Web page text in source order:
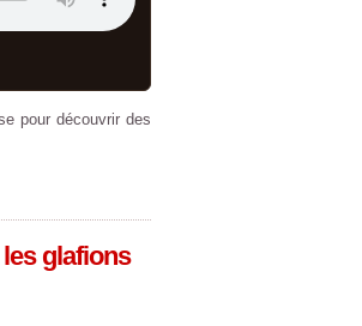
pour découvrir des
glafions